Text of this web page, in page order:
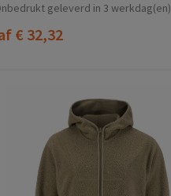
geleverd in 3 werkdag(en)
€ 32,32